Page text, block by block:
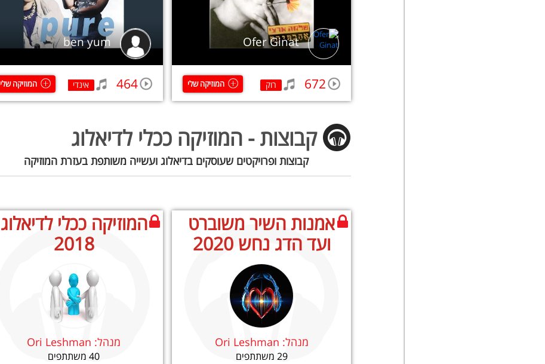
Ofer Ginat
672 רוק המוזיקה שלי
ben yum
464 אינדי המוזיקה שלי
קבוצות - המוזיקה ככלי לדיאלוג
קבוצות ופרויקטים שעוסקים בדיאלוג ועשייה משותפת בעזרת המוזיקה
אמנות השיר משוברט
ועד הדג נחש 2020
מנהל: Ori Leshman
29 משתתפים
המוזיקה ככלי לדיאלוג
2018
מנהל: Ori Leshman
40 משתתפים